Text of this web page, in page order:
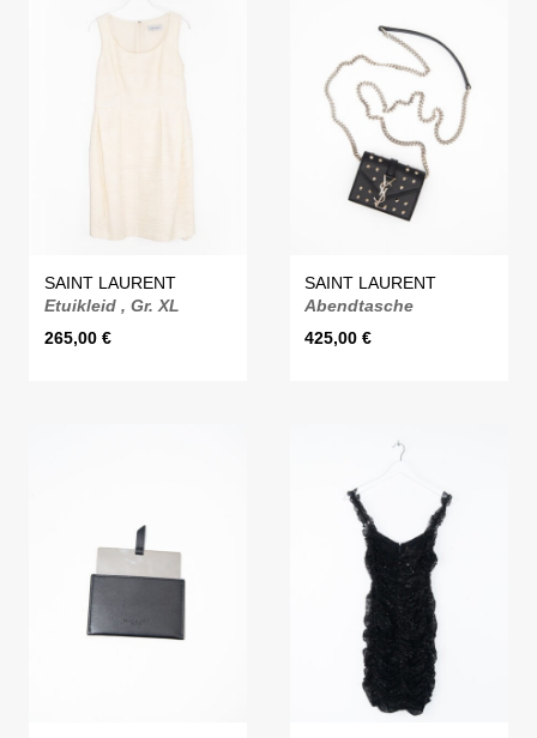
SAINT LAURENT
Etuikleid , Gr. XL
265,00 €
SAINT LAURENT
Abendtasche
425,00€